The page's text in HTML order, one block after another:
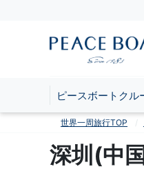
ピースボートクル
世界一周旅行TOP
深圳(中